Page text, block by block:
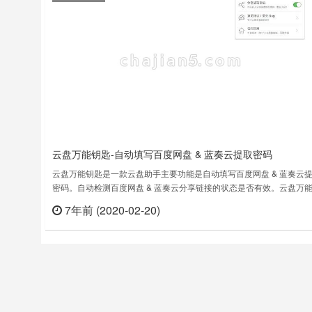
云盘万能钥匙-自动填写百度网盘 & 蓝奏云提取密码
云盘万能钥匙是一款云盘助手主要功能是自动填写百度网盘 & 蓝奏云
密码。自动检测百度网盘 & 蓝奏云分享链接的状态是否有效。云盘万
7年前 (2020-02-20)